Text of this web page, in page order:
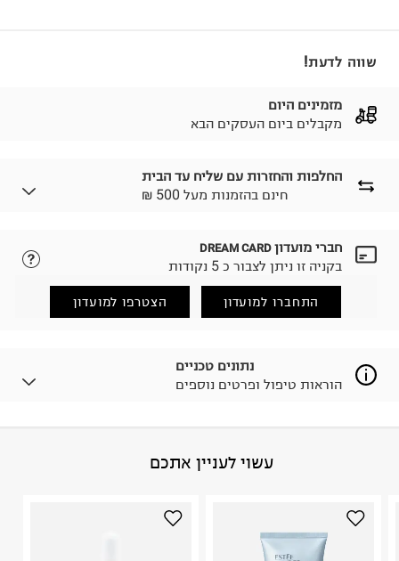
שווה לדעת!
מזמינים היום
מקבלים ביום העסקים הבא
החלפות והחזרות עם שליח עד הבית
₪ חינם בהזמנות מעל 500
לבחירת בשיטת המשלוח המתאימה לכם,
הזמנתם והתחרטתם?
(במקום ב-19.9 ₪) לזמן מוגבל! חינם בהזמנות מעל 500 ₪.
למידע נא ללחוץ כאן
.
לפני החזרת החבילה, חשוב להדביק את מדבקת הגוביינא על
פריטים שבירים יש להחזיר עם שליח דרך ממשק ההחזרות
3. מוצרי טיפוח ניתן להחזיר סגורים באריזתם המקורית
בלבד. לא ניתן להחזיר לקים.
חברי מועדון DREAM CARD
בקניה זו ניתן לצבור כ 5 נקודות
התחברו למועדון הצטרפו למועדון
נתונים טכניים
הוראות טיפול ופרטים נוספים
טרמינל איקס אונליין בע"מ
בית פוקס-רח' החרמון
קריית שדה התעופה
עשוי לעניין אתכם